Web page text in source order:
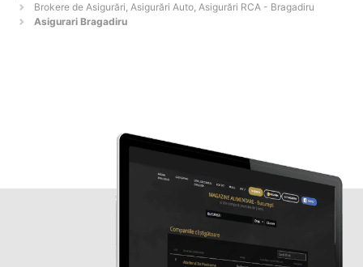
Brokere de Asigurări, Asigurări Auto, Asigurări RCA - Bragadiru
Asigurari Bragadiru